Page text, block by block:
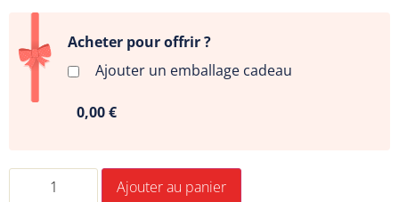
Acheter pour offrir ?
Ajouter un emballage cadeau
0,00 €
Ajouter au panier